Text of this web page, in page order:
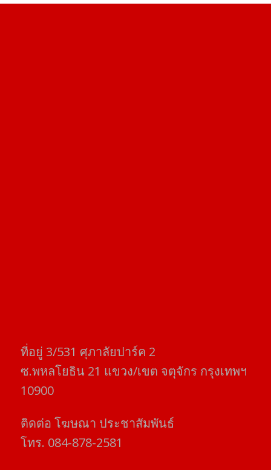
ที่อยู่​ 3/531​ ศุภาลัยปาร์ค​ 2
ซ.พหลโยธิน​ 21​ แขวง/เขต​ จตุจักร​ กรุงเทพฯ
10900
ติดต่อ​ โฆษณา​ ประชาสัมพันธ์
โทร​. 084-878-2581